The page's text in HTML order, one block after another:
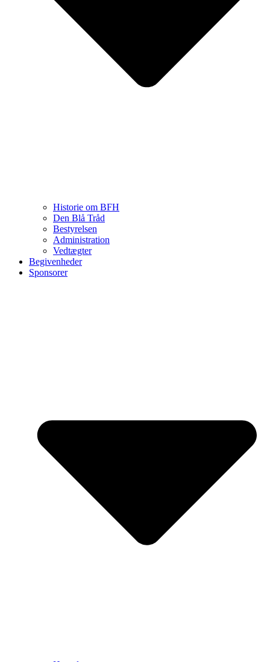
Historie om BFH
Den Blå Tråd
Bestyrelsen
Administration
Vedtægter
Begivenheder
Sponsorer